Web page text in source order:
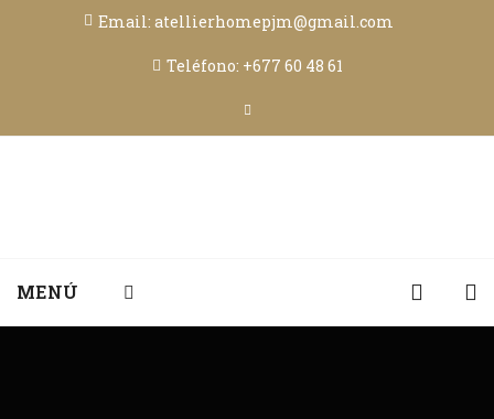
Email: atellierhomepjm@gmail.com
Teléfono: +677 60 48 61
MENÚ